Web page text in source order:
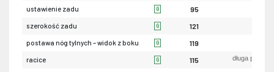
ustawienie zadu G 95
szerokość zadu G 121
postawa nóg tylnych – widok z boku G 119
racice G 115 długa